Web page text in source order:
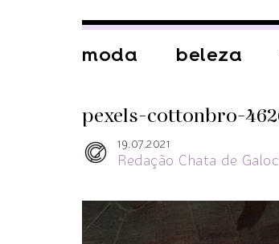
moda beleza
pexels-cottonbro-
19.07.2021
Redação Chata de